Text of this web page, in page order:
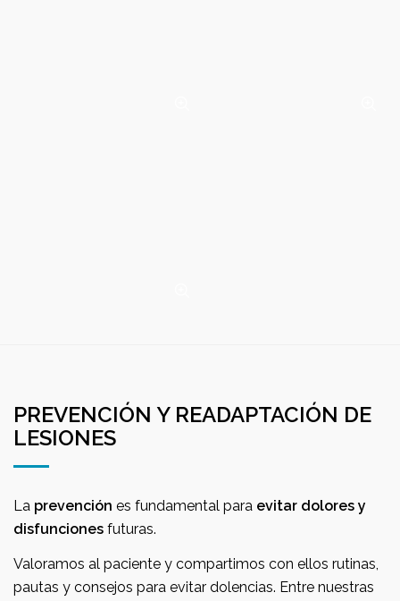
PREVENCIÓN Y READAPTACIÓN DE
LESIONES
La prevención es fundamental para evitar dolores y
disfunciones futuras.
Valoramos al paciente y compartimos con ellos rutinas,
pautas y consejos para evitar dolencias. Entre nuestras